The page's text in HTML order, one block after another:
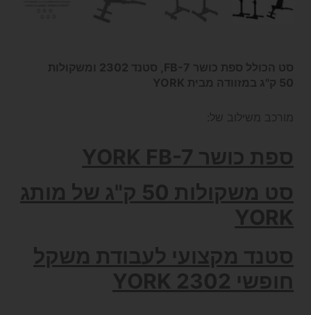
סט הכולל ספת כושר FB-7, סטנד 2302 ומשקולות
50 ק"ג במזוודה מבית YORK
מורכב משילוב של:
ספת כושר YORK FB-7
סט משקולות 50 ק"ג של מותג
YORK
סטנד מקצועי לעבודת משקל
חופשי YORK 2302